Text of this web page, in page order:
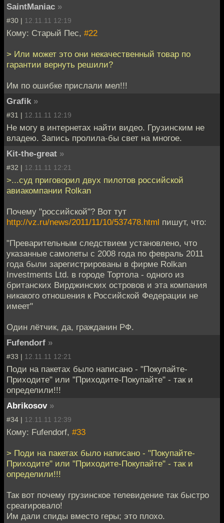
SaintManiac »
#30 | 12.11.11 12:19
Кому: Старый Пес, #22
> Или может это они некачественный товар по
гарантии вернуть решили?
Им по ошибке прислали мел!!!
Grafik »
#31 | 12.11.11 12:19
Не могу в интернетах найти видео. Грузинским не
владею. Запись пролила-бы свет на многое.
Kit-the-great »
#32 | 12.11.11 12:21
>...суд приговорил двух пилотов российской
авиакомпании Rolkan
Почему "российской"? Вот тут
http://vz.ru/news/2011/11/10/537478.html пишут, что:
"Преварительным следствием установлено, что
указанные самолеты с 2008 года по февраль 2011
года были зарегистрированы в фирме Rolkan
Investments Ltd. в городе Тортола - одного из
британских Вирджинских островов и эта компания
никакого отношения к Российской Федерации не
имеет"
Один лётчик, да, гражданин РФ.
Fufendorf »
#33 | 12.11.11 12:21
Поди на пакетах было написано - "Покупайте-
Приходите" или "Приходите-Покупайте" - так и
определили!!!
Abrikosov »
#34 | 12.11.11 12:39
Кому: Fufendorf, #33
> Поди на пакетах было написано - "Покупайте-
Приходите" или "Приходите-Покупайте" - так и
определили!!!
Так вот почему грузинское телевидение так быстро
среагировало!
Им дали спиды вместо геры; это плохо.